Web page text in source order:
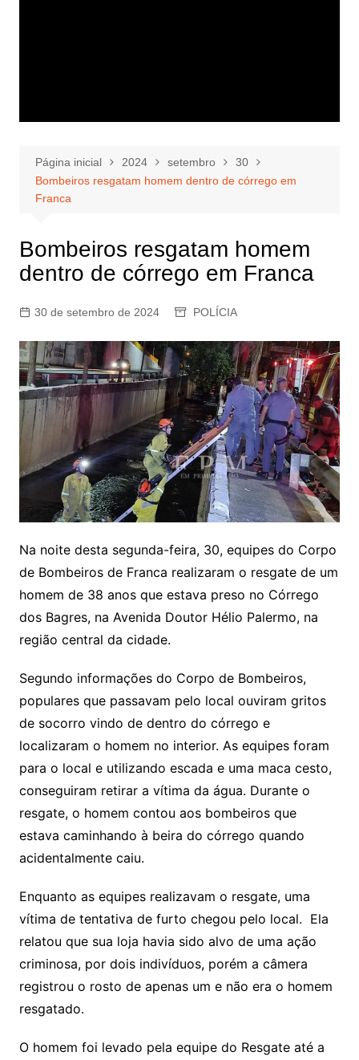
Página inicial 2024 setembro
30
Bombeiros resgatam homem dentro de córrego em
Franca
Bombeiros resgatam homem
dentro de córrego em Franca
30 de setembro de 2024 POLÍCIA
Na noite desta segunda-feira, 30, equipes do Corpo
de Bombeiros de Franca realizaram o resgate de um
homem de 38 anos que estava preso no Córrego
dos Bagres, na Avenida Doutor Hélio Palermo, na
região central da cidade.
Segundo informações do Corpo de Bombeiros,
populares que passavam pelo local ouviram gritos
de socorro vindo de dentro do córrego e
localizaram o homem no interior. As equipes foram
para o local e utilizando escada e uma maca cesto,
conseguiram retirar a vítima da água. Durante o
resgate, o homem contou aos bombeiros que
estava caminhando à beira do córrego quando
acidentalmente caiu.
Enquanto as equipes realizavam o resgate, uma
vítima de tentativa de furto chegou pelo local. Ela
relatou que sua loja havia sido alvo de uma ação
criminosa, por dois indivíduos, porém a câmera
registrou o rosto de apenas um e não era o homem
resgatado.
O homem foi levado pela equipe do Resgate até a